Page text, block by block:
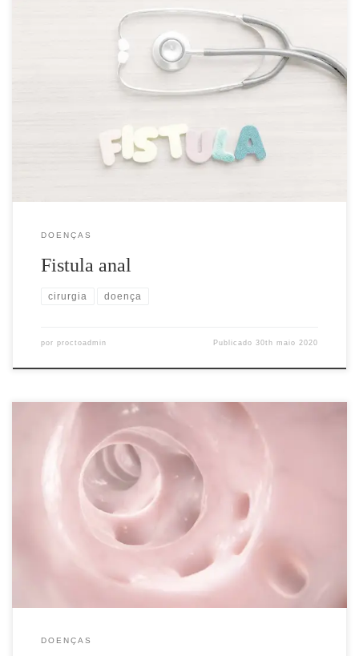
A fístula anal ocorre frequentemente como resultado de um
abscesso que se formou nesta região. A secreção purulenta contida
dentro do abscesso é eliminada, naturalmente ou com ajuda de
que é o resultado final da cura de um abscesso desta […]
DOENÇAS
Fistula anal
cirurgia doença
por proctoadmin Publicado30th maio 2020
Diverticulite e diverticulose A diverticulite é uma doença
caracterizada pela inflamação dos divertículos, que são pequenas
bolsas no intestino grosso (chamado de cólon), geralmente na parte
final. Também conhecida como diverticulose, ela tende a se
manifestar com maior freqüência após os 50 anos. O Dr.
Umberto esclarece todos os […]
DOENÇAS